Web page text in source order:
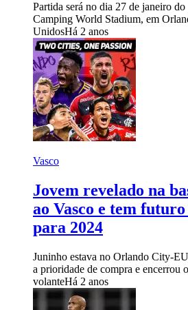
Partida será no dia 27 de janeiro
Camping World Stadium, em
UnidosHá 2 anos
Vasco
Jovem revelado na
ao Vasco e tem
para 2024
Juninho estava no Orlando City-
a prioridade de compra e encerrou
volanteHá 2 anos